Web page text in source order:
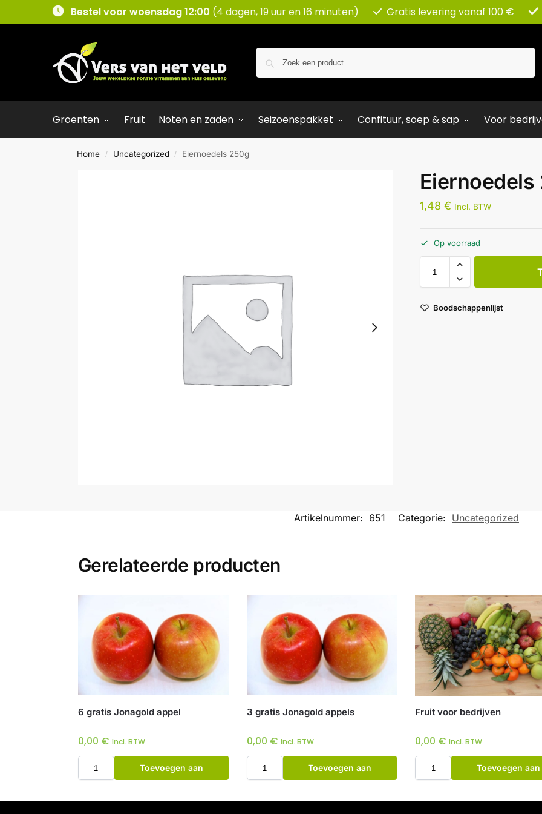
Bestel voor woensdag 12:00 (4 dagen, 19 uur en 16 minuten) Gratis levering vanaf 100 €
Groenten Fruit Noten en zaden Seizoenspakket Confituur, soep & sap Voor
Home / Uncategorized / Eiernoedels 250g
Eiernoedels
1,48 € Incl. BTW
Op voorraad
Boodschappenlijst
Artikelnummer: 651 Categorie: Uncategorized
Gerelateerde producten
6 gratis Jonagold appel
0,00 € Incl. BTW
Toevoegen aan
3 gratis Jonagold appels
0,00 € Incl. BTW
Toevoegen aan
Fruit voor bedrijven
0,00 € Incl. BTW
Toevoegen aan